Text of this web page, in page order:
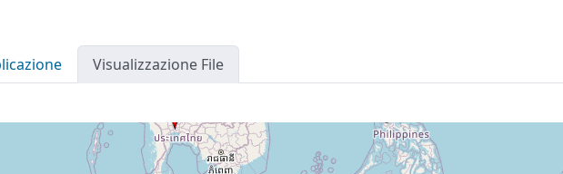
Visualizzazione File